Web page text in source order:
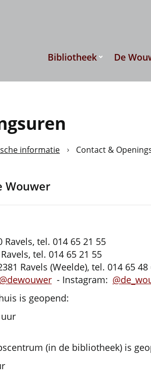
Bibliotheek De
informatie Contact &
Wouwer
tel. 014 65 21 55
tel. 014 65 21 55
Ravels (Weelde), tel. 014 65 48
@dewouwer - Instagram:
is geopend:
(in de bibliotheek) is